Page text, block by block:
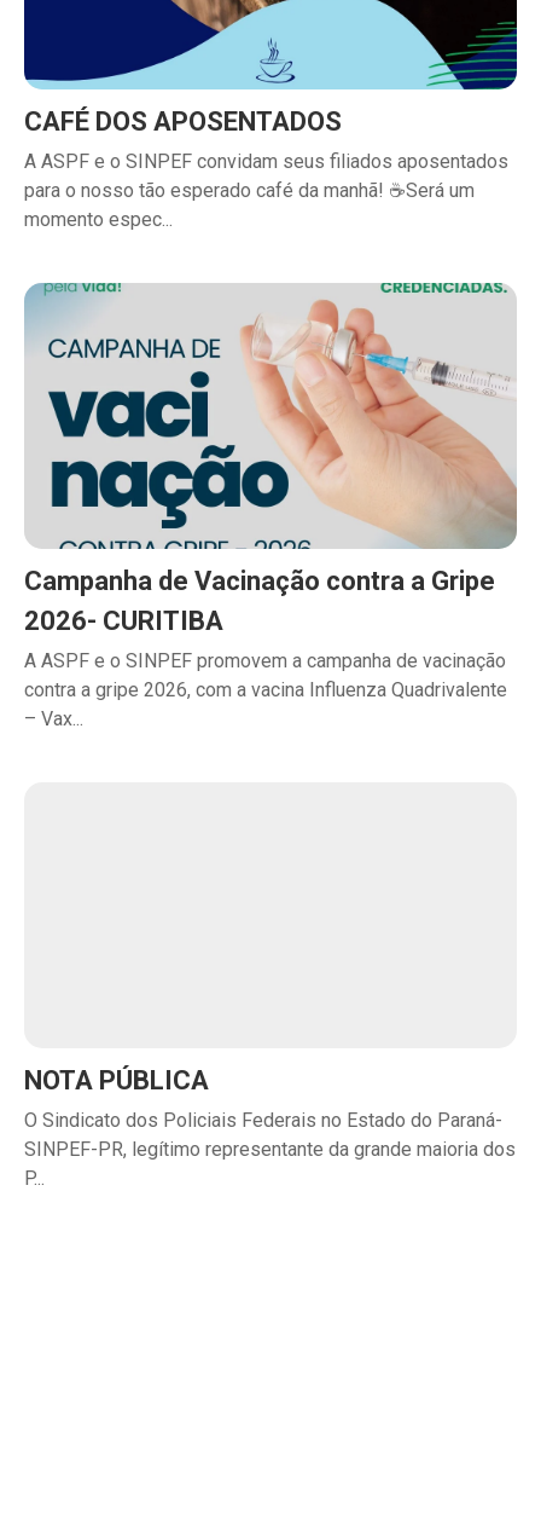
CAFÉ DOS APOSENTADOS
A ASPF e o SINPEF convidam seus filiados aposentados
para o nosso tão esperado café da manhã! ☕Será um
momento espec...
Campanha de Vacinação contra a Gripe
2026- CURITIBA
A ASPF e o SINPEF promovem a campanha de vacinação
contra a gripe 2026, com a vacina Influenza Quadrivalente
– Vax...
NOTA PÚBLICA
O Sindicato dos Policiais Federais no Estado do Paraná-
SINPEF-PR, legítimo representante da grande maioria dos
P...